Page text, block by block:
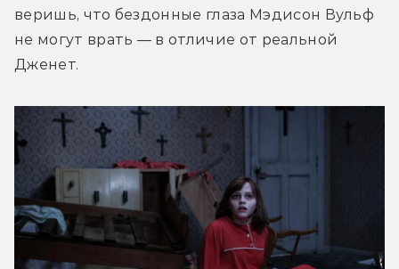
веришь, что бездонные глаза Мэдисон Вульф
не могут врать — в отличие от реальной
Дженет.